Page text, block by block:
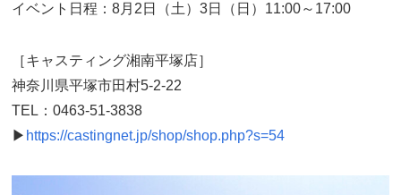
イベント日程：8月2日（土）3日（日）11:00～17:00
［キャスティング湘南平塚店］
神奈川県平塚市田村5-2-22
TEL：0463-51-3838
▶ https://castingnet.jp/shop/shop.php?s=54